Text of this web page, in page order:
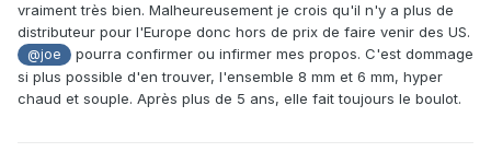
vraiment très bien. Malheureusement je crois qu'il n'y a plus de
distributeur pour l'Europe donc hors de prix de faire venir des US.
@joe
pourra confirmer ou infirmer mes propos. C'est dommage
si plus possible d'en trouver, l'ensemble 8 mm et 6 mm, hyper
chaud et souple. Après plus de 5 ans, elle fait toujours le boulot.